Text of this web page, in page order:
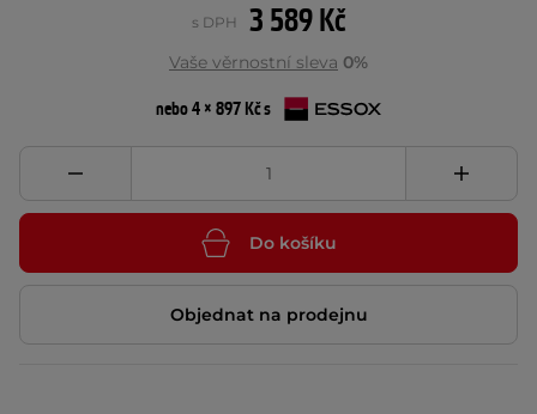
3 589 Kč
s DPH
Vaše věrnostní sleva 0%
nebo 4 × 897 Kč s
Do košíku
Objednat na prodejnu